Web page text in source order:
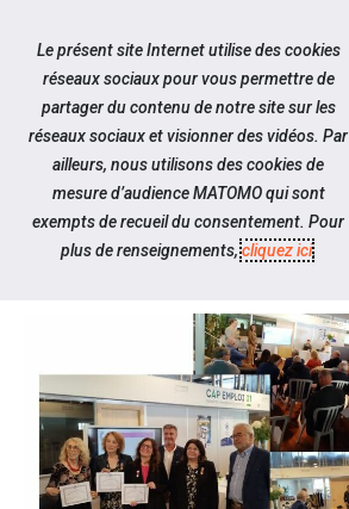
Aller au contenu
Notre actualité
AG 2024 - 17 MAI
Le présent site Internet utilise des cookies
réseaux sociaux pour vous permettre de
partager du contenu de notre site sur les
réseaux sociaux et visionner des vidéos. Par
ailleurs, nous utilisons des cookies de
mesure d’audience MATOMO qui sont
exempts de recueil du consentement. Pour
plus de renseignements,cliquez ici.